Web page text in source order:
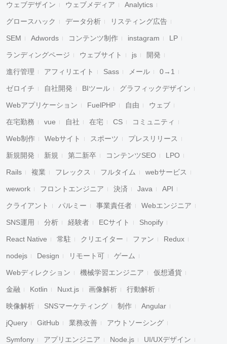
ウェブデザイン ウェブメディア Analytics
グロースハック データ分析 リスティング広告
SEM Adwords コンテンツ制作 instagram LP
ランディングページ ウェブサイト js 開発
進行管理 アフィリエイト Sass メール 0→1
ゼロイチ 自社開発 BIツール グラフィックデザイン
Webアプリケーション FuelPHP 自由 ウェブ
在宅勤務 vue 自社 在宅 CS コミュニティ
Web制作 Webサイト スポーツ プレスリリース
新規開発 新規 第二新卒 コンテンツSEO LPO
Rails 複業 フレックス フルタイム webサービス
wework フロントエンジニア 決済 Java API
クライアント パルミー 事業責任者 Webエンジニア
SNS運用 分析 経験者 ECサイト Shopify
React Native 常駐 クリエイター ファン Redux
nodejs Design リモート可 ゲーム
Webディレクション 機械学習エンジニア 仮想通貨
金融 Kotlin Nuxt.js 画像解析 行動解析
映像解析 SNSマーケティング 制作 Angular
jQuery GitHub 業務改善 アウトソーシング
Symfony アプリエンジニア Node.js UI/UXデザイン